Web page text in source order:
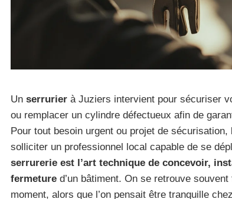
Un serrurier à Juziers intervient pour sécuriser
ou remplacer un cylindre défectueux afin de
Pour tout besoin urgent ou projet de
solliciter un professionnel local capable de se
serrurerie est l’art technique de concevoir,
fermeture d’un bâtiment. On se retrouve
moment, alors que l’on pensait être tranquille